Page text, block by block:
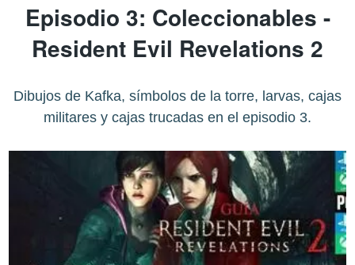
Episodio 3: Coleccionables -
Resident Evil Revelations 2
Dibujos de Kafka, símbolos de la torre, larvas, cajas
militares y cajas trucadas en el episodio 3.